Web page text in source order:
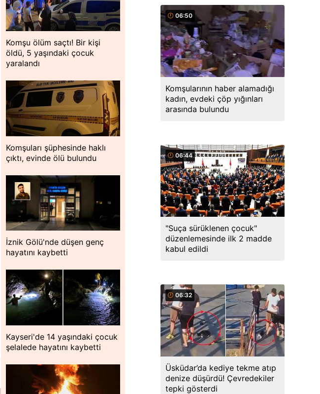
Komşu ölüm saçtı! Bir kişi
öldü, 5 yaşındaki çocuk
yaralandı
Komşuları şüphesinde haklı
çıktı, evinde ölü bulundu
İznik Gölü'nde düşen genç
hayatını kaybetti
Kayseri'de 14 yaşındaki çocuk
şelalede hayatını kaybetti
06:50
Komşularının haber alamadığı
kadın, evdeki çöp yığınları
arasında bulundu
06:44
"Suça sürüklenen çocuk"
düzenlemesinde ilk 2 madde
kabul edildi
06:32
Üsküdar’da kediye tekme atıp
denize düşürdü! Çevredekiler
tepki gösterdi